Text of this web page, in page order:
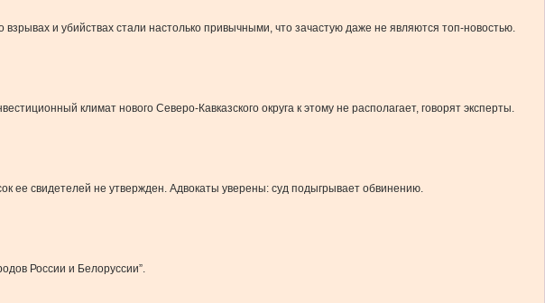
и убийствах стали настолько привычными, что зачастую даже не являются топ-новостью.
климат нового Северо-Кавказского округа к этому не располагает, говорят эксперты.
ее свидетелей не утвержден. Адвокаты уверены: суд подыгрывает обвинению.
России и Белоруссии”.